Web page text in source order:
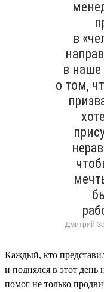
в
в наше
о том,
Дмитрий
Каждый, кто
и поднялся в этот день
помог не только